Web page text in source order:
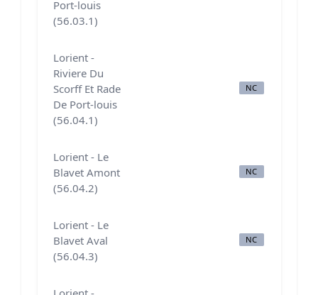
Port-louis
(56.03.1)
Lorient -
Riviere Du
Scorff Et Rade
De Port-louis
(56.04.1)
NC
Lorient - Le
Blavet Amont
(56.04.2)
NC
Lorient - Le
Blavet Aval
(56.04.3)
NC